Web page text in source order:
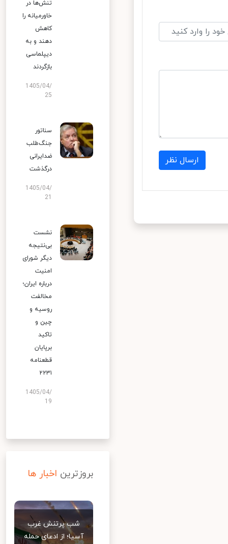
ارسال نظر
تنش‌ها در
خاورمیانه را
کاهش
دهند و به
دیپلماسی
بازگردند
1405/04/
25
سناتور
جنگ‌طلب
ضدایرانی
درگذشت
1405/04/
نشست
بی‌نتیجه
دیگر شورای
امنیت
درباره ایران؛
مخالفت
روسیه و
چین و
تاکید
برپایان
قطعنامه
۲۲۳۱
1405/04/
19
بروزترین اخبار ها
شب پرتنش غرب
آسیا؛ از ادعای حمله